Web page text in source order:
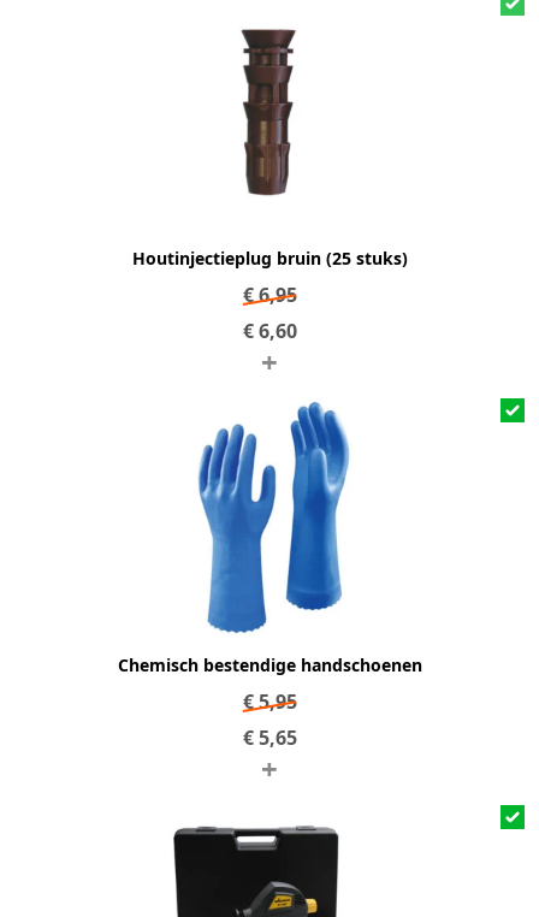
Houtinjectieplug bruin (25 stuks)
€6,95
€6,60
+
Chemisch bestendige handschoenen
€5,95
€5,65
+